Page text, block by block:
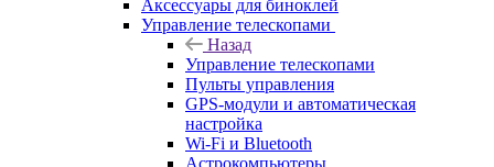
Аксессуары для биноклей
Управление телескопами
Назад
Управление телескопами
Пульты управления
GPS-модули и автоматическая
настройка
Wi-Fi и Bluetooth
Астрокомпьютеры